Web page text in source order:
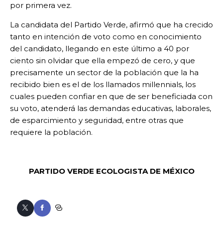
por primera vez.
La candidata del Partido Verde, afirmó que ha crecido
tanto en intención de voto como en conocimiento
del candidato, llegando en este último a 40 por
ciento sin olvidar que ella empezó de cero, y que
precisamente un sector de la población que la ha
recibido bien es el de los llamados millennials, los
cuales pueden confiar en que de ser beneficiada con
su voto, atenderá las demandas educativas, laborales,
de esparcimiento y seguridad, entre otras que
requiere la población.
PARTIDO VERDE ECOLOGISTA DE MÉXICO